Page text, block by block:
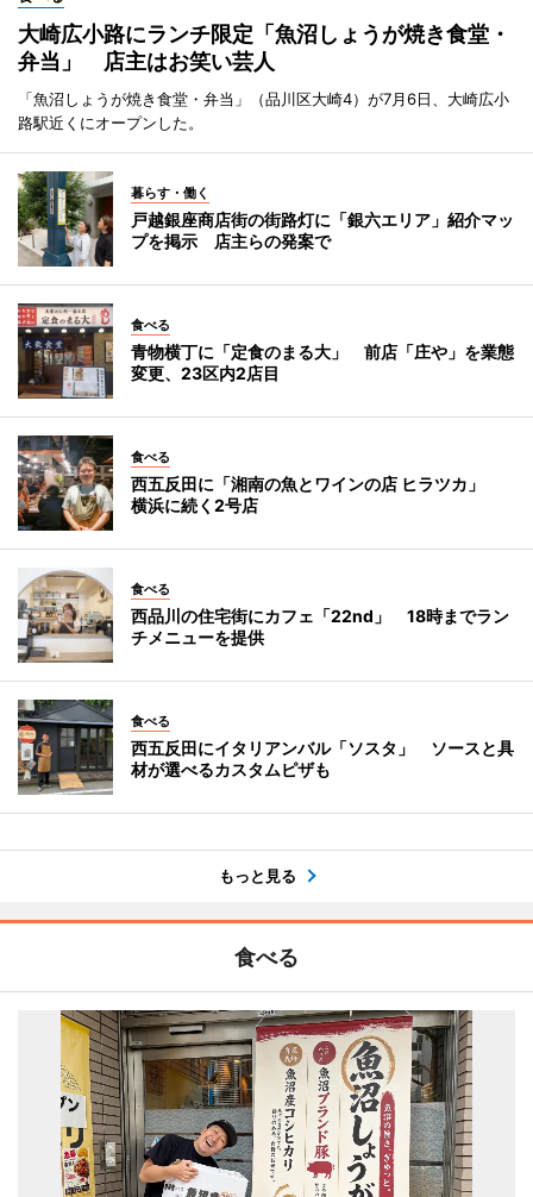
大崎広小路にランチ限定「魚沼しょうが焼き食堂・
弁当」 店主はお笑い芸人
「魚沼しょうが焼き食堂・弁当」（品川区大崎4）が7月6日、大崎広小
路駅近くにオープンした。
暮らす・働く
戸越銀座商店街の街路灯に「銀六エリア」紹介マッ
プを掲示 店主らの発案で
食べる
青物横丁に「定食のまる大」 前店「庄や」を業態
変更、23区内2店目
食べる
西五反田に「湘南の魚とワインの店 ヒラツカ」
横浜に続く2号店
食べる
西品川の住宅街にカフェ「22nd」 18時までラン
チメニューを提供
食べる
西五反田にイタリアンバル「ソスタ」 ソースと具
材が選べるカスタムピザも
もっと見る
食べる